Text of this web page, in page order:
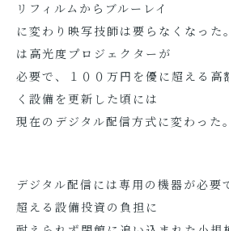
リフィルムからブルーレイ
に変わり映写技師は要らなくなった
は高光度プロジェクターが
必要で、１００万円を優に超える高
く設備を更新した頃には
現在のデジタル配信方式に変わった。
デジタル配信には専用の機器が必要
超える設備投資の負担に